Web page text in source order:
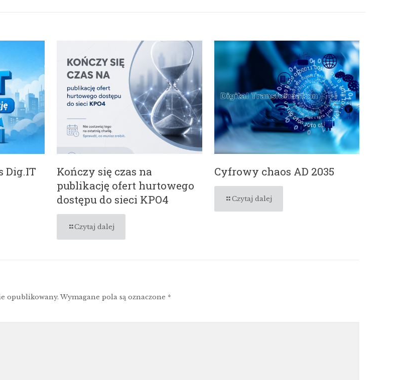
Dig.IT
Kończy się czas na
publikację ofert hurtowego
dostępu do sieci KPO4
Czytaj dalej
Cyfrowy chaos AD 2035
Czytaj dalej
opublikowany. Wymagane pola są oznaczone *